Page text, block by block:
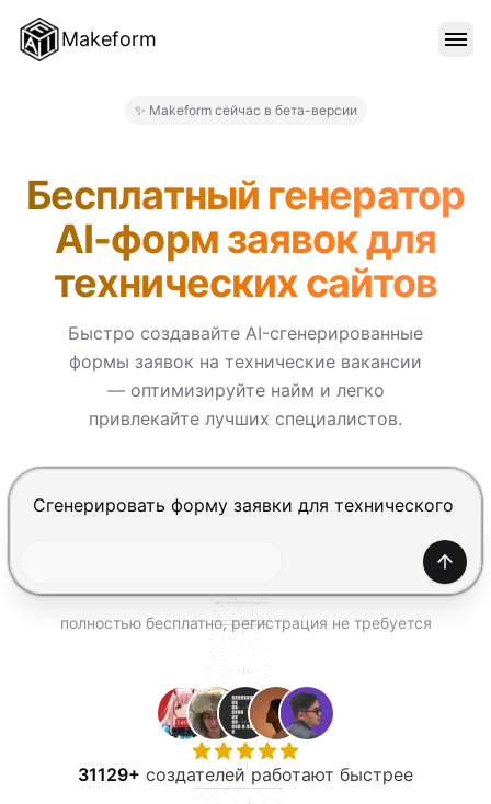
Makeform
БЛОГ
ЦЕНЫ
ВОЙТИ
ПОПРОБОВАТЬ БЕСПЛАТНО
✨ Makeform сейчас в бета-версии
Бесплатный генератор
AI-форм заявок для
технических сайтов
Быстро создавайте AI-сгенерированные
формы заявок на технические вакансии
— оптимизируйте найм и легко
привлекайте лучших специалистов.
Нажмите Enter, чтобы отправить, Shift+Enter —
полностью бесплатно, регистрация не требуется
31129+ создателей работают быстрее